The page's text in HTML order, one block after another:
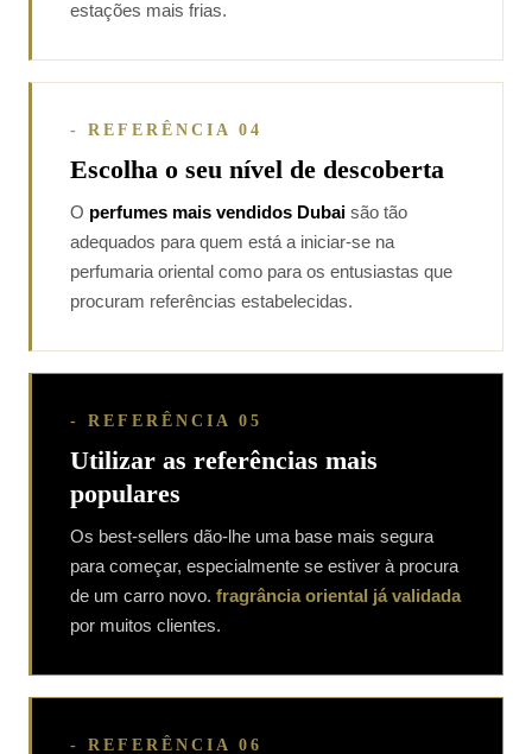
estações mais frias.
- REFERÊNCIA 04
Escolha o seu nível de descoberta
O perfumes mais vendidos Dubai são tão
adequados para quem está a iniciar-se na
perfumaria oriental como para os entusiastas que
procuram referências estabelecidas.
- REFERÊNCIA 05
Utilizar as referências mais
populares
Os best-sellers dão-lhe uma base mais segura
para começar, especialmente se estiver à procura
de um carro novo. fragrância oriental já validada
por muitos clientes.
- REFERÊNCIA 06